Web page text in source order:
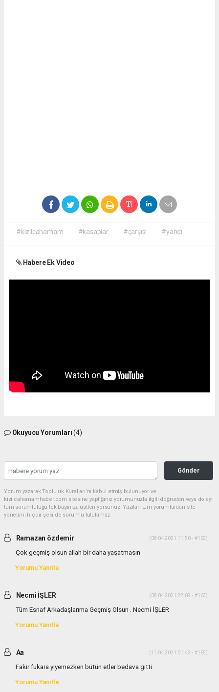
#kızılcahamam #kasaplar #çarşısı #yandı
Habere Ek Video
Okuyucu Yorumları(4)
Gönder
Yorum yazarak Topluluk Kuralları’nı kabul etmiş bulunuyor ve
kizilcahamamhaber.com sitesine yaptığınız yorumunuzla ilgili doğrudan veya dolaylı
tüm sorumluluğu tek başınıza üstleniyorsunuz. Yazılan tüm yorumlardan site
yönetimi hiçbir şekilde sorumlu tutulamaz.
Ramazan özdemir (08.04.2021 11:50 - #162)
Çok geçmiş olsun allah bir daha yaşatmasın
Yorumu Yanıtla
Necmi İŞLER (08.04.2021 22:09 - #163)
Tüm Esnaf Arkadaşlarıma Geçmiş Olsun . Necmi İŞLER
Yorumu Yanıtla
Aa (11.04.2021 01:42 - #165)
Fakir fukara yiyemezken bütün etler bedava gitti
Yorumu Yanıtla